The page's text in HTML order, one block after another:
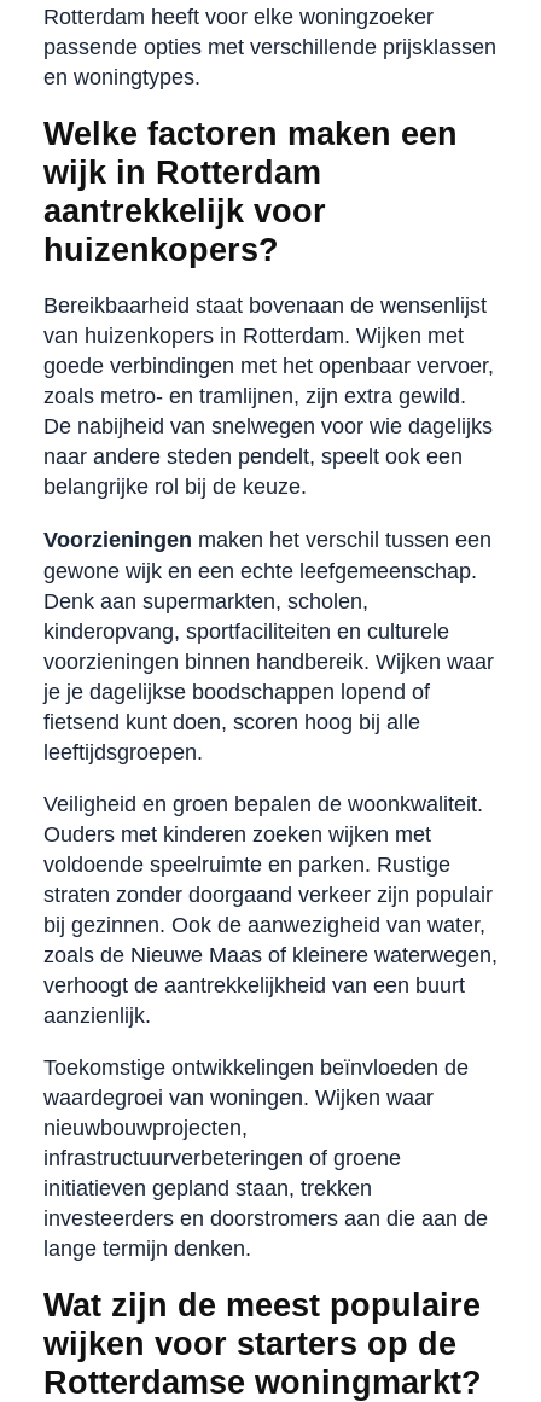
Rotterdam heeft voor elke woningzoeker
passende opties met verschillende prijsklassen
en woningtypes.
Welke factoren maken een
wijk in Rotterdam
aantrekkelijk voor
huizenkopers?
Bereikbaarheid staat bovenaan de wensenlijst
van huizenkopers in Rotterdam. Wijken met
goede verbindingen met het openbaar vervoer,
zoals metro- en tramlijnen, zijn extra gewild.
De nabijheid van snelwegen voor wie dagelijks
naar andere steden pendelt, speelt ook een
belangrijke rol bij de keuze.
Voorzieningen maken het verschil tussen een
gewone wijk en een echte leefgemeenschap.
Denk aan supermarkten, scholen,
kinderopvang, sportfaciliteiten en culturele
voorzieningen binnen handbereik. Wijken waar
je je dagelijkse boodschappen lopend of
fietsend kunt doen, scoren hoog bij alle
leeftijdsgroepen.
Veiligheid en groen bepalen de woonkwaliteit.
Ouders met kinderen zoeken wijken met
voldoende speelruimte en parken. Rustige
straten zonder doorgaand verkeer zijn populair
bij gezinnen. Ook de aanwezigheid van water,
zoals de Nieuwe Maas of kleinere waterwegen,
verhoogt de aantrekkelijkheid van een buurt
aanzienlijk.
Toekomstige ontwikkelingen beïnvloeden de
waardegroei van woningen. Wijken waar
nieuwbouwprojecten,
infrastructuurverbeteringen of groene
initiatieven gepland staan, trekken
investeerders en doorstromers aan die aan de
lange termijn denken.
Wat zijn de meest populaire
wijken voor starters op de
Rotterdamse woningmarkt?